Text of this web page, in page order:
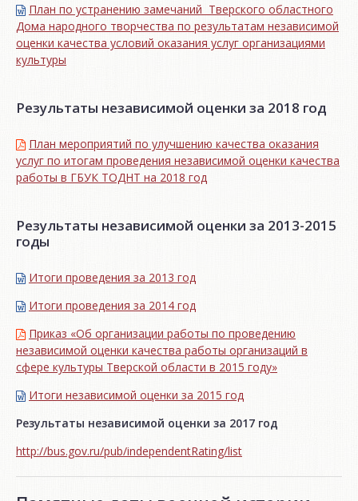
План по устранению замечаний Тверского областного
Дома народного творчества по результатам независимой
оценки качества условий оказания услуг организациями
культуры
Результаты независимой оценки за 2018 год
План мероприятий по улучшению качества оказания
услуг по итогам проведения независимой оценки качества
работы в ГБУК ТОДНТ на 2018 год
Результаты независимой оценки за 2013-2015
годы
Итоги проведения за 2013 год
Итоги проведения за 2014 год
Приказ «Об организации работы по проведению
независимой оценки качества работы организаций в
сфере культуры Тверской области в 2015 году»
Итоги независимой oценки за 2015 год
Результаты независимой оценки за 2017 год
http://bus.gov.ru/pub/independentRating/list